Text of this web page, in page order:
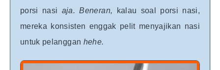
porsi nasi aja. Beneran,
kalau soal porsi nasi,
mereka konsisten enggak pelit menyajikan nasi
untuk pelanggan hehe.